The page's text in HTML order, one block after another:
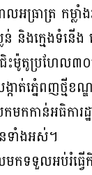
រាត្រ កម្លាំង
ន់ និងក្មេងទំន
ប្រហែល៣០គ្រ
ាត់ភ្នំេពញថ្មី
កកាន់អធិការ
ទាំងអស់។
ទួលអប់រំធ្វើកិ